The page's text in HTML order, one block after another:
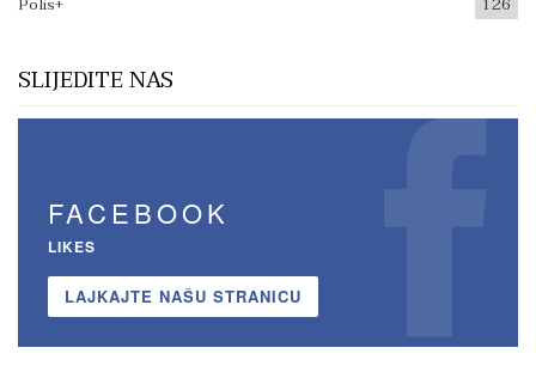
SLIJEDITE NAS
FACEBOOK
LIKES
LAJKAJTE NAŠU STRANICU